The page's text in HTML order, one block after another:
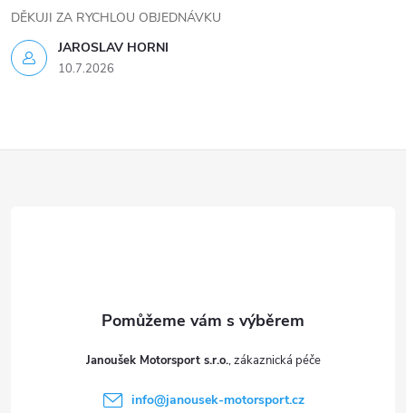
JAROSLAV HORNI
10.7.2026
DĚKUJI ZA RYCHLOU OBJEDNÁVKU
Janoušek Motorsport s.r.o.
info@janousek-motorsport.cz